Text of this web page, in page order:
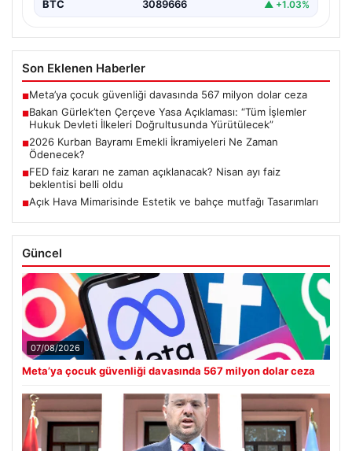
BTC 3089666 ▲ +1.03%
Son Eklenen Haberler
■Meta’ya çocuk güvenliği davasında 567 milyon dolar ceza
■Bakan Gürlek’ten Çerçeve Yasa Açıklaması: “Tüm İşlemler
Hukuk Devleti İlkeleri Doğrultusunda Yürütülecek”
■2026 Kurban Bayramı Emekli İkramiyeleri Ne Zaman
Ödenecek?
■FED faiz kararı ne zaman açıklanacak? Nisan ayı faiz
beklentisi belli oldu
■Açık Hava Mimarisinde Estetik ve bahçe mutfağı Tasarımları
Güncel
07/08/2026
Meta’ya çocuk güvenliği davasında 567 milyon dolar ceza